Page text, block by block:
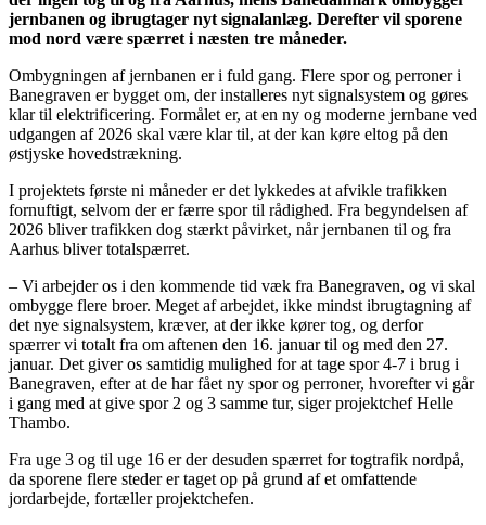
jernbanen og ibrugtager nyt signalanlæg. Derefter vil sporene
mod nord være spærret i næsten tre måneder.
Ombygningen af jernbanen er i fuld gang. Flere spor og perroner i
Banegraven er bygget om, der installeres nyt signalsystem og gøres
klar til elektrificering. Formålet er, at en ny og moderne jernbane ved
udgangen af 2026 skal være klar til, at der kan køre eltog på den
østjyske hovedstrækning.
I projektets første ni måneder er det lykkedes at afvikle trafikken
fornuftigt, selvom der er færre spor til rådighed. Fra begyndelsen af
2026 bliver trafikken dog stærkt påvirket, når jernbanen til og fra
Aarhus bliver totalspærret.
– Vi arbejder os i den kommende tid væk fra Banegraven, og vi skal
ombygge flere broer. Meget af arbejdet, ikke mindst ibrugtagning af
det nye signalsystem, kræver, at der ikke kører tog, og derfor
spærrer vi totalt fra om aftenen den 16. januar til og med den 27.
januar. Det giver os samtidig mulighed for at tage spor 4-7 i brug i
Banegraven, efter at de har fået ny spor og perroner, hvorefter vi går
i gang med at give spor 2 og 3 samme tur, siger projektchef Helle
Thambo.
Fra uge 3 og til uge 16 er der desuden spærret for togtrafik nordpå,
da sporene flere steder er taget op på grund af et omfattende
jordarbejde, fortæller projektchefen.